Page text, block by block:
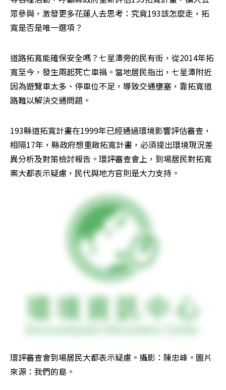
眾參與，激發更多花蓮人去思考：究竟193該怎麼走，拓
寬是否是唯一選項？
道路拓寬能確保安全嗎？七星潭旁的民有街，從2014年拓
寬至今，發生兩起死亡車禍。當地居民指出，七星潭附近
因為遊覽車太多、停車位不足，導致交通壅塞，靠拓寬道
路難以解決交通問題。
193縣道拓寬計畫在1999年已經通過環境影響評估審查，
相隔17年，縣政府想重啟拓寬計畫，必須提出環境現況差
異分析及對策檢討報告。環評審查會上，到場居民對拓寬
案大都表示疑慮，民代與地方官則是大力支持。
環評審查會到場居民大都表示疑慮。攝影：陳忠峰。圖片
來源：我們的島。